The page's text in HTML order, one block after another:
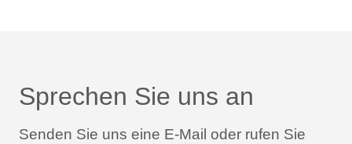
Sprechen Sie uns an
Senden Sie uns eine E-Mail oder rufen Sie